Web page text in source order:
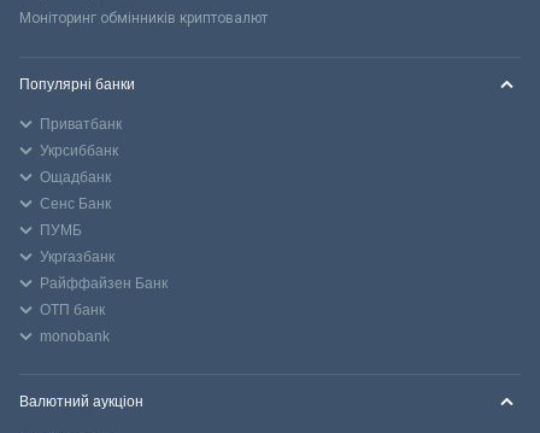
Моніторинг обмінників криптовалют
Популярні банки
Приватбанк
Укрсиббанк
Ощадбанк
Сенс Банк
ПУМБ
Укргазбанк
Райффайзен Банк
ОТП банк
monobank
Валютний аукціон